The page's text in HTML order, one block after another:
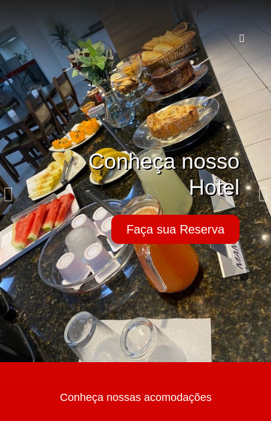
Conheça nosso
Hotel
Faça sua Reserva
Conheça nossas acomodações